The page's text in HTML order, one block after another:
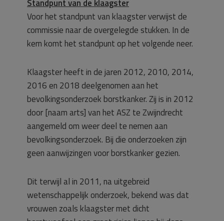
Standpunt van de klaagster
Voor het standpunt van klaagster verwijst de
commissie naar de overgelegde stukken. In de
kern komt het standpunt op het volgende neer.
Klaagster heeft in de jaren 2012, 2010, 2014,
2016 en 2018 deelgenomen aan het
bevolkingsonderzoek borstkanker. Zij is in 2012
door [naam arts] van het ASZ te Zwijndrecht
aangemeld om weer deel te nemen aan
bevolkingsonderzoek. Bij die onderzoeken zijn
geen aanwijzingen voor borstkanker gezien.
Dit terwijl al in 2011, na uitgebreid
wetenschappelijk onderzoek, bekend was dat
vrouwen zoals klaagster met dicht